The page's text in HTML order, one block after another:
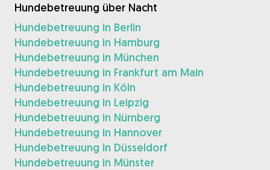
Hundebetreuung über Nacht
Hundebetreuung in Berlin
Hundebetreuung in Hamburg
Hundebetreuung in München
Hundebetreuung in Frankfurt am Main
Hundebetreuung in Köln
Hundebetreuung in Leipzig
Hundebetreuung in Nürnberg
Hundebetreuung in Hannover
Hundebetreuung in Düsseldorf
Hundebetreuung in Münster